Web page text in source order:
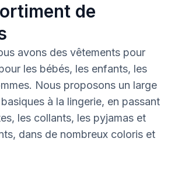
de
avons des vêtements pour
les bébés, les enfants, les
Nous proposons un large
à la lingerie, en passant
les collants, les pyjamas et
dans de nombreux coloris et